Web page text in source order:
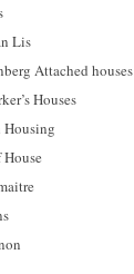
Lis
Attached houses
Houses
Housing